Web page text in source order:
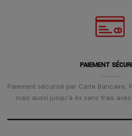
PAIEMENT
Paiement sécurisé par Carte Bancaire,
mais aussi jusqu'à 4x sans frais